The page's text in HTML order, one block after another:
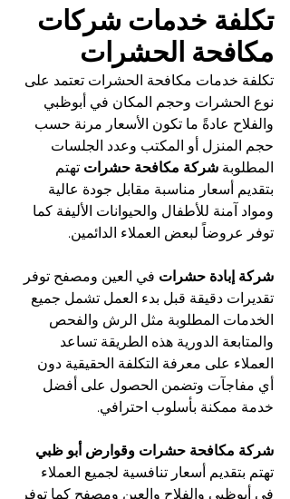
تكلفة خدمات شركات
مكافحة الحشرات
تكلفة خدمات مكافحة الحشرات تعتمد على
نوع الحشرات وحجم المكان في أبوظبي
والفلاح عادةً ما تكون الأسعار مرنة حسب
حجم المنزل أو المكتب وعدد الجلسات
المطلوبة شركة مكافحة حشرات تهتم
بتقديم أسعار مناسبة مقابل جودة عالية
ومواد آمنة للأطفال والحيوانات الأليفة كما
توفر عروضاً لبعض العملاء الدائمين.
شركة إبادة حشرات في العين ومصفح توفر
تقديرات دقيقة قبل بدء العمل تشمل جميع
الخدمات المطلوبة مثل الرش والفحص
والمتابعة الدورية هذه الطريقة تساعد
العملاء على معرفة التكلفة الحقيقية دون
أي مفاجآت وتضمن الحصول على أفضل
خدمة ممكنة بأسلوب احترافي.
شركة مكافحة حشرات وقوارض أبو ظبي
تهتم بتقديم أسعار تنافسية لجميع العملاء
في أبوظبي والفلاح والعين ومصفح كما توفر